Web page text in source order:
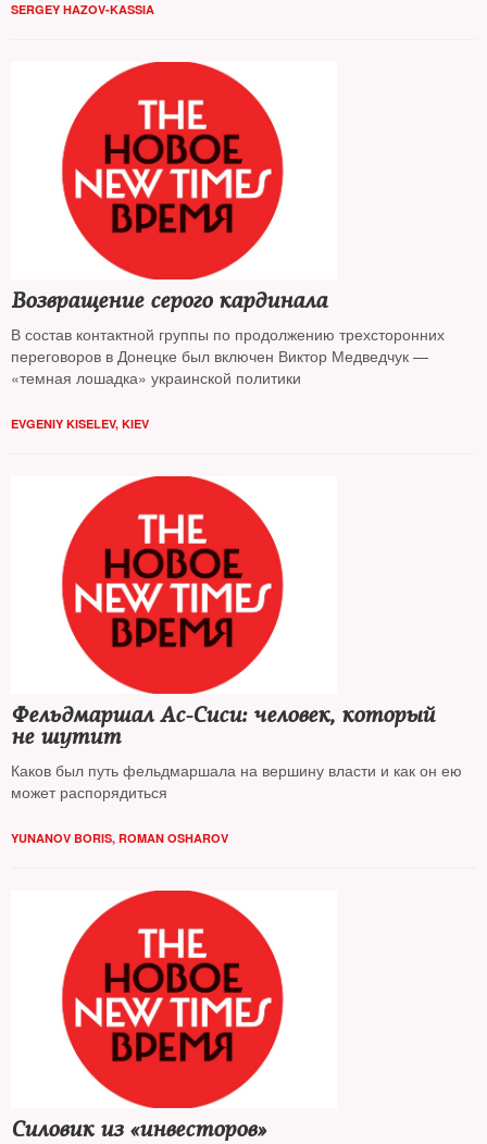
SERGEY HAZOV-KASSIA
Возвращение серого кардинала
В состав контактной группы по продолжению трехсторонних
переговоров в Донецке был включен Виктор Медведчук —
«темная лошадка» украинской политики
EVGENIY KISELEV, KIEV
Фельдмаршал Ас-Сиси: человек, который
не шутит
Каков был путь фельдмаршала на вершину власти и как он ею
может распорядиться
YUNANOV BORIS, ROMAN OSHAROV
Силовик из «инвесторов»